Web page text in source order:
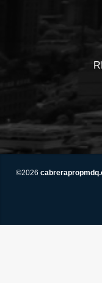
©2026